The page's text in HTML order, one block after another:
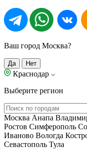
Ваш город Москва?
Да Нет
Краснодар
Выберите регион
Москва Анапа
Ростов Симферополь
Иваново Вологда
Севастополь Тула